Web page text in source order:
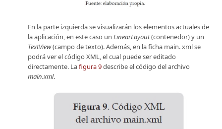
En la parte izquierda se visualizarán los elementos actuales de
la aplicación, en este caso un LinearLayout(contenedor) y un
TextView(campo de texto). Además, en la ficha main. xml se
podrá ver el código XML, el cual puede ser editado
directamente. Lafigura 9describe el código del archivo
main.xml.